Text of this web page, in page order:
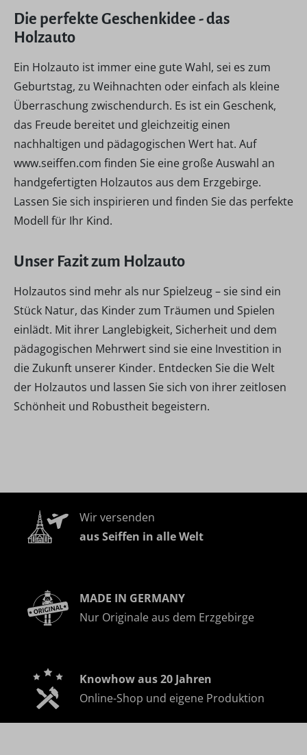
Die perfekte Geschenkidee - das
Holzauto
Ein Holzauto ist immer eine gute Wahl, sei es zum
Geburtstag, zu Weihnachten oder einfach als kleine
Überraschung zwischendurch. Es ist ein Geschenk,
das Freude bereitet und gleichzeitig einen
nachhaltigen und pädagogischen Wert hat. Auf
www.seiffen.com finden Sie eine große Auswahl an
handgefertigten Holzautos aus dem Erzgebirge.
Lassen Sie sich inspirieren und finden Sie das perfekte
Modell für Ihr Kind.
Unser Fazit zum Holzauto
Holzautos sind mehr als nur Spielzeug – sie sind ein
Stück Natur, das Kinder zum Träumen und Spielen
einlädt. Mit ihrer Langlebigkeit, Sicherheit und dem
pädagogischen Mehrwert sind sie eine Investition in
die Zukunft unserer Kinder. Entdecken Sie die Welt
der Holzautos und lassen Sie sich von ihrer zeitlosen
Schönheit und Robustheit begeistern.
Wir versenden
aus Seiffen in alle Welt
MADE IN GERMANY
Nur Originale aus dem Erzgebirge
Knowhow aus 20 Jahren
Online-Shop und eigene Produktion